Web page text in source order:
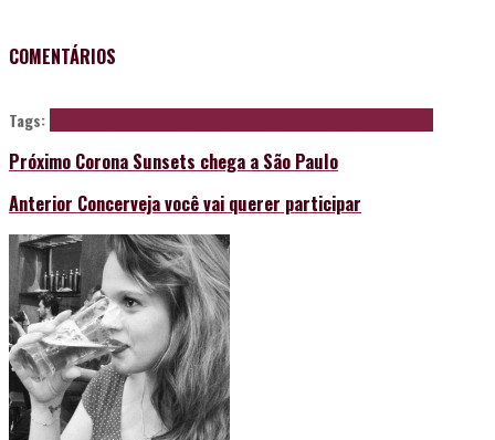
COMENTÁRIOS
Tags:
Próximo Corona Sunsets chega a São Paulo
Anterior Concerveja você vai querer participar